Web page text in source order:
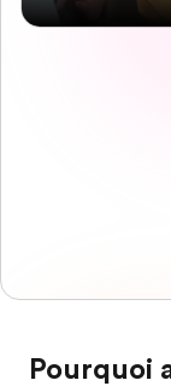
Pourquoi